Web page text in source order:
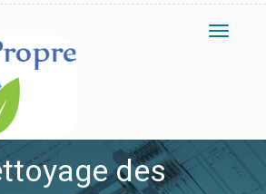
Toggle
des